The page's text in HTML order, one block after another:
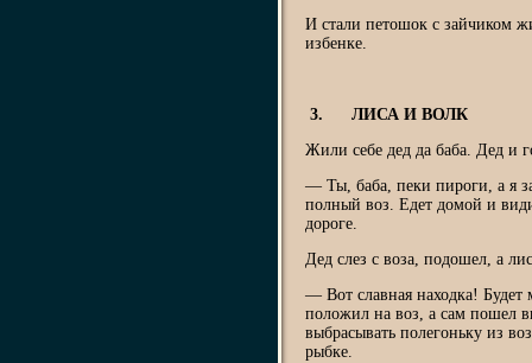
И стали петошок с зайчиком
избенке.
3. ЛИСА И ВОЛК
Жили себе дед да баба. Дед и
— Ты, баба, пеки пироги, а я
полный воз. Едет домой и
дороге.
Дед слез с воза, подошел, а
— Вот славная находка! Будет
положил на воз, а сам пошел
выбрасывать полегоньку из
рыбке.